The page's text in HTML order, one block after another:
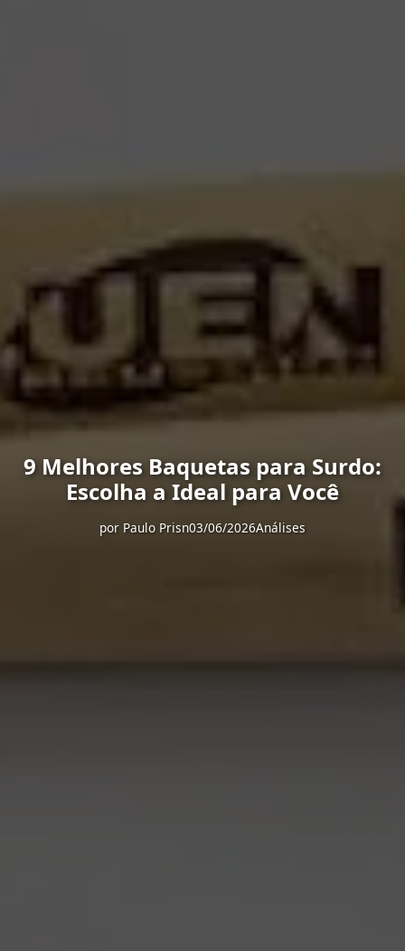
9 Melhores Baquetas para Surdo:
Escolha a Ideal para Você
por Paulo Prisn03/06/2026Análises